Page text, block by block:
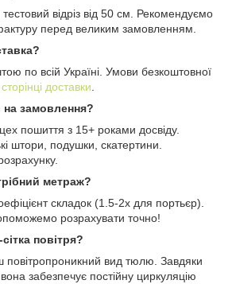
відріз від 50 см. Рекомендуємо
перед великим замовленням.
по всій Україні. Умови безкоштовної
сторінці доставки.
замовлення?
пошиття з 15+ роками досвіду.
штори, подушки, скатертини.
метраж?
складок (1.5-2x для портьєр).
розрахувати точно!
повітря?
повітропроникний вид тюлю. Завдяки
забезпечує постійну циркуляцію